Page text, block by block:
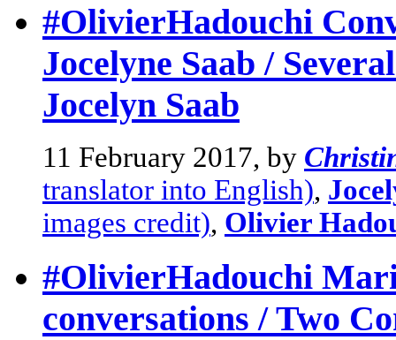
#OlivierHadouchi
Jocelyne Saab /
Jocelyn Saab
11 February 2017, by
translator into English),
images credit), Olivier
#OlivierHadouchi
conversations / Two